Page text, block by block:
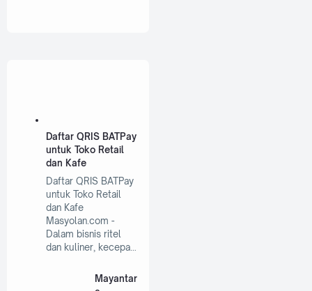
Daftar QRIS BATPay
untuk Toko Retail
dan Kafe
Daftar QRIS BATPay
untuk Toko Retail
dan Kafe
Masyolan.com -
Dalam bisnis ritel
dan kuliner, kecepa…
Mayantar